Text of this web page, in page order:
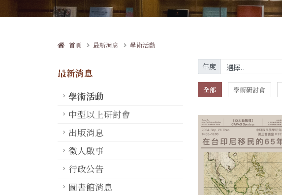
首頁 最新消息 學術活動
最新消息
學術活動
中型以上研討會
出版消息
徵人啟事
行政公告
圖書館消息
年度
全部 學術研討會